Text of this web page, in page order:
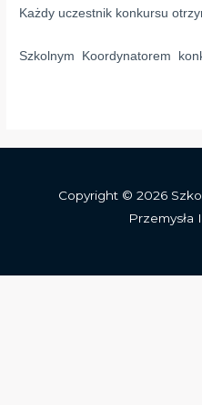
Każdy uczestnik konkursu
Szkolnym Koordynatorem
Copyright © 2026
Przemysła